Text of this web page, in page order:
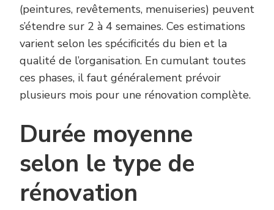
(peintures, revêtements, menuiseries) peuvent
s’étendre sur 2 à 4 semaines. Ces estimations
varient selon les spécificités du bien et la
qualité de l’organisation. En cumulant toutes
ces phases, il faut généralement prévoir
plusieurs mois pour une rénovation complète.
Durée moyenne
selon le type de
rénovation